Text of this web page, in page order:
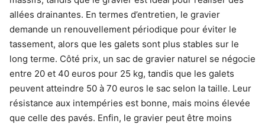
allées drainantes. En termes d’entretien, le gravier
demande un renouvellement périodique pour éviter le
tassement, alors que les galets sont plus stables sur le
long terme. Côté prix, un sac de gravier naturel se négocie
entre 20 et 40 euros pour 25 kg, tandis que les galets
peuvent atteindre 50 à 70 euros le sac selon la taille. Leur
résistance aux intempéries est bonne, mais moins élevée
que celle des pavés. Enfin, le gravier peut être moins